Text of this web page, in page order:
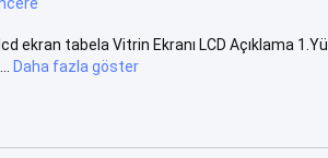
ekran tabela Vitrin Ekranı LCD Açıklama
Daha fazla göster